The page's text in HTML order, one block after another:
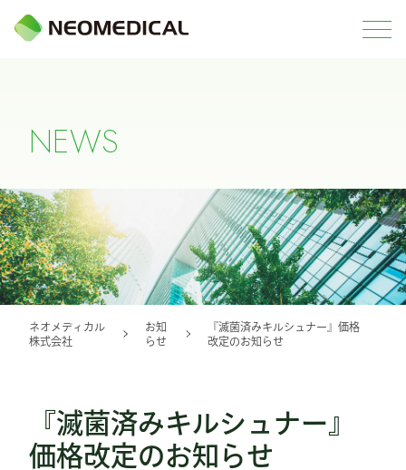
NEWS
ネオメディカル
株式会社
お知
らせ
『滅菌済みキルシュナー』価格
改定のお知らせ
『滅菌済みキルシュナー』
価格改定のお知らせ